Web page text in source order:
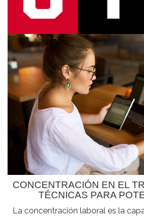
CONCENTRACIÓN EN EL
TÉCNICAS PARA
La concentración laboral es la